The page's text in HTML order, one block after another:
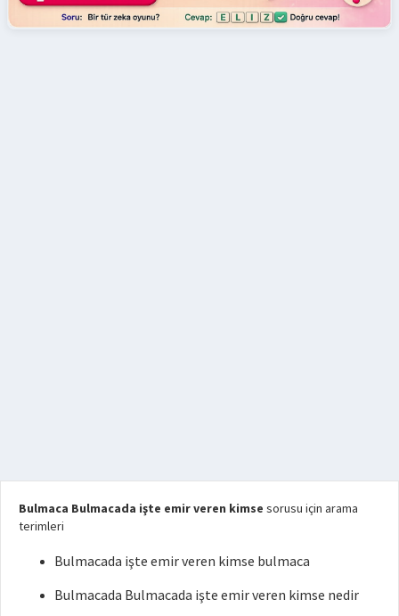
Bulmaca Bulmacada işte emir veren kimse sorusu için arama
terimleri
Bulmacada işte emir veren kimse bulmaca
Bulmacada Bulmacada işte emir veren kimse nedir